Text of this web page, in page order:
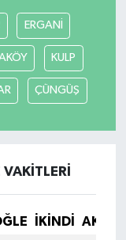
ERGANİ
KULP
ÇÜNGÜŞ
İKINDI